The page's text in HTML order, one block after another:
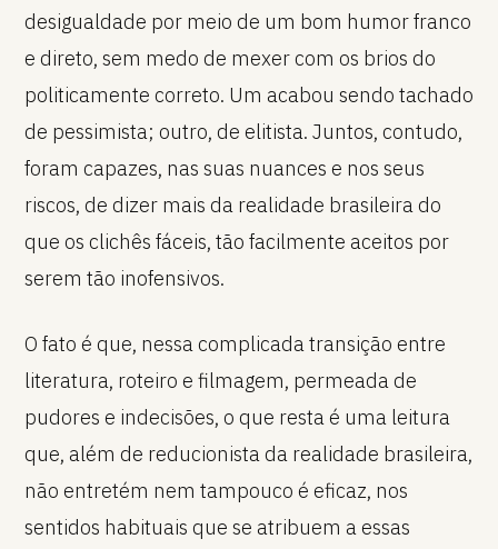
desigualdade por meio de um bom humor franco
e direto, sem medo de mexer com os brios do
politicamente correto. Um acabou sendo tachado
de pessimista; outro, de elitista. Juntos, contudo,
foram capazes, nas suas nuances e nos seus
riscos, de dizer mais da realidade brasileira do
que os clichês fáceis, tão facilmente aceitos por
serem tão inofensivos.
O fato é que, nessa complicada transição entre
literatura, roteiro e filmagem, permeada de
pudores e indecisões, o que resta é uma leitura
que, além de reducionista da realidade brasileira,
não entretém nem tampouco é eficaz, nos
sentidos habituais que se atribuem a essas